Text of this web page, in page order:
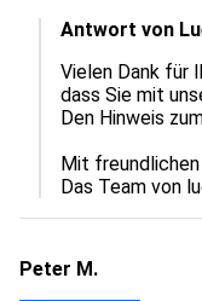
Antwort von
Vielen Dank für
dass Sie mit
Den Hinweis
Mit freundlichen
Das Team von
Peter M.